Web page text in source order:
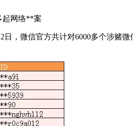
起网络**案
2日，微信官方共计对6000多个涉赌微